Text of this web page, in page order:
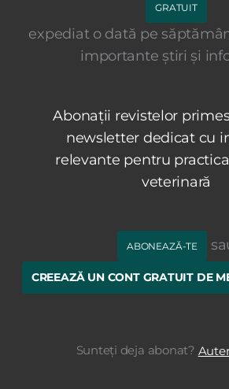
GRATUIT
expediat o dată pe
importante știri și
Abonații revistelor
newsletter dedicat cu
relevante pentru
veterinară
ABONEAZĂ-TE
CREEAZĂ UN CONT GRATUIT DE
Sunteți deja abonat?